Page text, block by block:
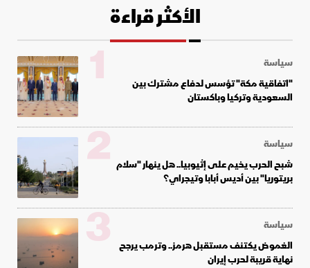
الأكثر قراءة
سياسة
"اتفاقية مكة" تؤسس لدفاع مشترك بين
السعودية وتركيا وباكستان
1
سياسة
شبح الحرب يخيم على إثيوبيا.. هل ينهار "سلام
بريتوريا" بين أديس أبابا وتيجراي؟
2
سياسة
الغموض يكتنف مستقبل هرمز.. وترمب يرجح
نهاية قريبة لحرب إيران
3